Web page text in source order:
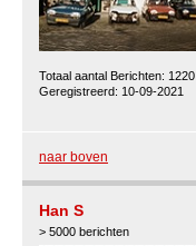
Totaal aantal Berichten: 1220
Geregistreerd: 10-09-2021
naar boven
Han S
> 5000 berichten